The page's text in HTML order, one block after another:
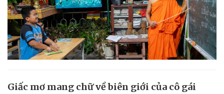
Giấc mơ mang chữ về biên giới của cô gái